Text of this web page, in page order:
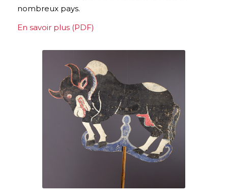
nombreux pays.
En savoir plus (PDF)